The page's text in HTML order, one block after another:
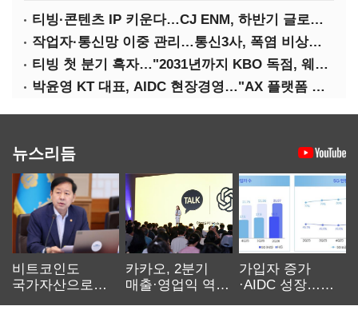
티빙·콘텐츠 IP 키운다…CJ ENM, 하반기 글로벌 확장 가속
작업자·통신망 이중 관리…통신3사, 폭염 비상대응 돌입
티빙 첫 분기 흑자…"2031년까지 KBO 독점, 웨이브 합병도 속도"
박윤영 KT 대표, AIDC 현장경영…"AX 플랫폼 핵심 인프라로 키운다"
뉴스리듬
비트코인도
국가자산으로…'
카카오, 2분기
매출·영업익 역대
가입자 증가
·AIDC 성장…